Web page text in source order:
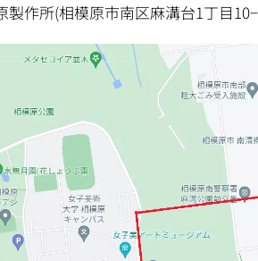
製作所(相模原市南区麻溝台1丁目